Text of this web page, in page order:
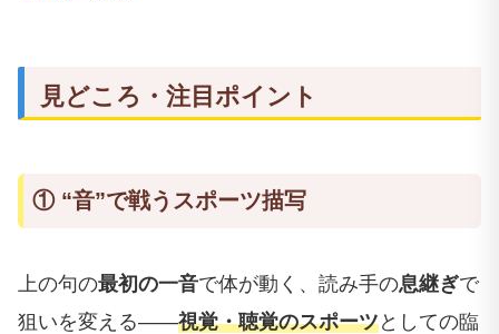
見どころ・注目ポイント
① “音”で戦うスポーツ描写
上の句の最初の一音で体が動く、読み手の息継ぎで
狙いを変える――視覚・聴覚のスポーツとしての臨